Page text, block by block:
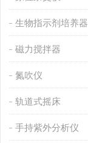
生物指示剂培养器
磁力搅拌器
氮吹仪
轨道式摇床
手持紫外分析仪